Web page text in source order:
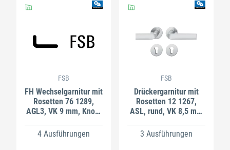
FSB
FH Wechselgarnitur mit
Rosetten 76 1289,
AGL3, VK 9 mm, Knopf
4 Ausführungen
FSB
Drückergarnitur mit
Rosetten 12 1267,
ASL, rund, VK 8,5 mm
3 Ausführungen